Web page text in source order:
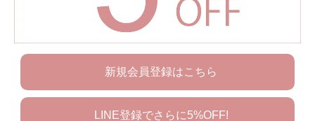
新規会員登録はこちら
LINE登録でさらに5%OFF!